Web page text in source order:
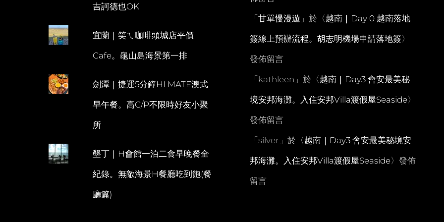
LIGHT
吉訶德也OK
宜蘭｜笑ㄟ咖啡頭城店平價
Cafe。龜山島海景第一排
劍潭｜捷運5分鐘HI MATE澳式
早午餐。高C/P不限時好友小聚
所
墾丁｜H會館一泊二食早晚餐全
紀錄。無敵海景H餐廳吃到飽(餐
廳篇)
「 甘單慢漫遊 」於〈越南｜Day 0 越南落地
簽線上預辦流程。胡志明機場申請落地簽〉
發佈留言
「 kathleen 」於〈越南｜Day3 會安最美秘
境安邦海灘。入住安邦Villa渡假屋Seaside〉
發佈留言
「 silver 」於〈越南｜Day3 會安最美秘境安
邦海灘。入住安邦Villa渡假屋Seaside〉發佈
留言